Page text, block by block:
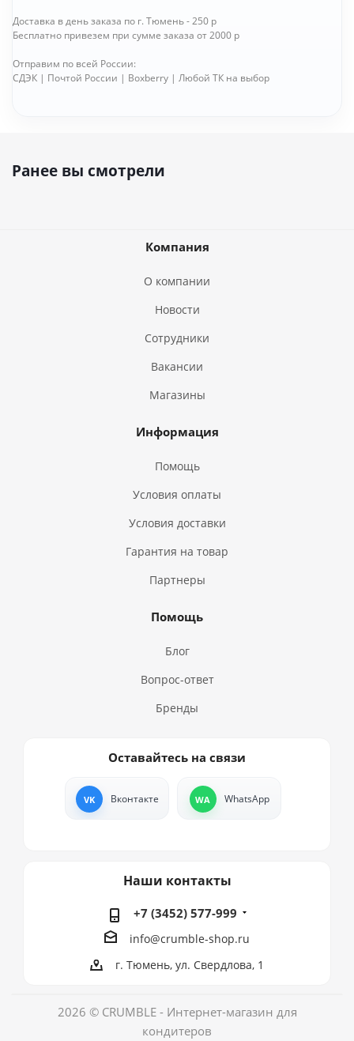
Доставка в день заказа по г. Тюмень - 250 р
Бесплатно привезем при сумме заказа от 2000 р
Отправим по всей России:
СДЭК | Почтой России | Boxberry | Любой ТК на выбор
Ранее вы смотрели
Компания
О компании
Новости
Сотрудники
Вакансии
Магазины
Информация
Помощь
Условия оплаты
Условия доставки
Гарантия на товар
Партнеры
Помощь
Блог
Вопрос-ответ
Бренды
Оставайтесь на связи
Вконтакте WhatsApp
Наши контакты
+7 (3452) 577-999
info@crumble-shop.ru
г. Тюмень, ул. Свердлова, 1
2026 © CRUMBLE - Интернет-магазин для
кондитеров